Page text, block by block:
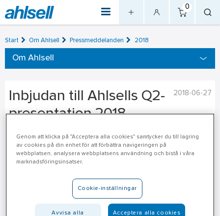
0
Start Om Ahlsell Pressmeddelanden 2018
Om Ahlsell
2018-06-27
Inbjudan till Ahlsells Q2-
presentation 2018
Ahlsell, den ledande nordiska distributören av
installationsprodukter, verktyg och förnödenheter,
publicerar rapporten för det andra kvartalet 2018 den 19 juli
Klockan 10:00 samma dag hålls en webbsänd
telefonkonferens där VD och koncernchef Johan Nilsson
Genom att klicka på "Acceptera alla cookies" samtycker du till lagring
av cookies på din enhet för att förbättra navigeringen på
webbplatsen, analysera webbplatsens användning och bistå i våra
marknadsföringsinsatser.
Cookie-inställningar
Avvisa alla Acceptera alla cookies